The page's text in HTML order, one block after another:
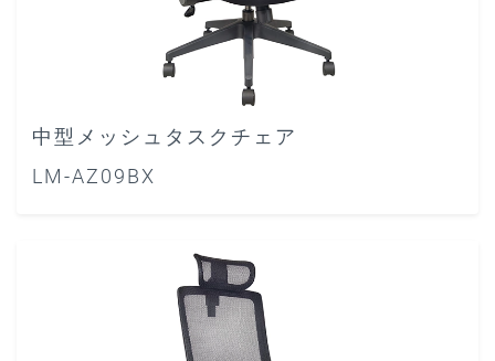
中型メッシュタスクチェア
LM-AZ09BX